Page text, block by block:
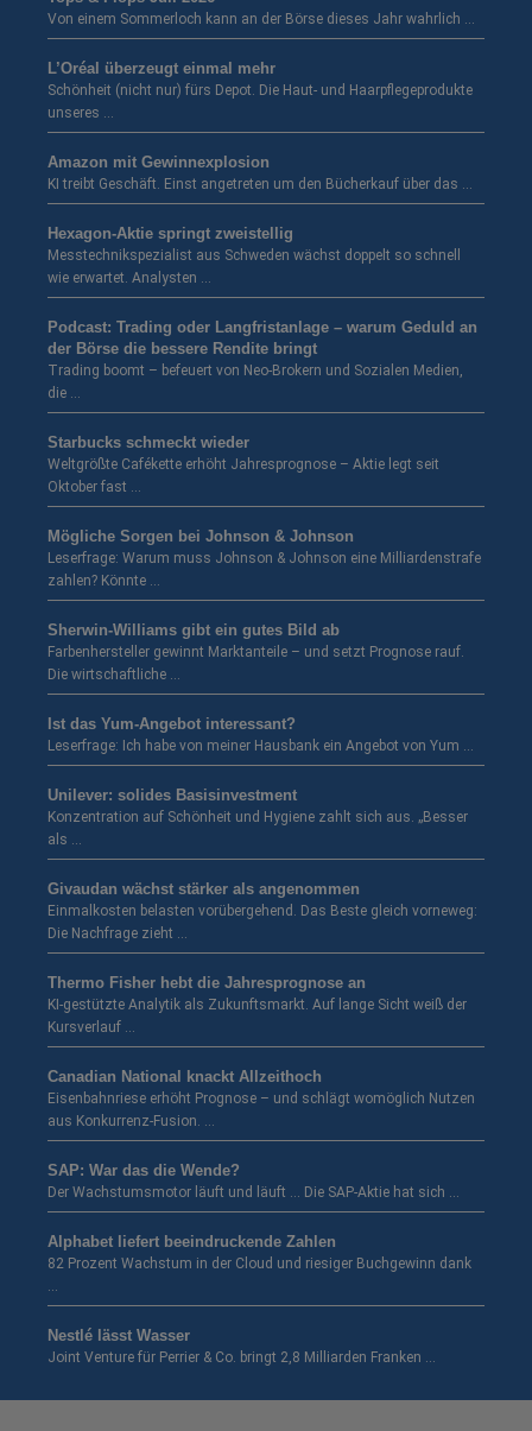
Von einem Sommerloch kann an der Börse dieses Jahr wahrlich …
L’Oréal überzeugt einmal mehr
Schönheit (nicht nur) fürs Depot. Die Haut- und Haarpflegeprodukte
unseres …
Amazon mit Gewinnexplosion
KI treibt Geschäft. Einst angetreten um den Bücherkauf über das …
Hexagon-Aktie springt zweistellig
Messtechnikspezialist aus Schweden wächst doppelt so schnell
wie erwartet. Analysten …
Podcast: Trading oder Langfristanlage – warum Geduld an
der Börse die bessere Rendite bringt
Trading boomt – befeuert von Neo-Brokern und Sozialen Medien,
die …
Starbucks schmeckt wieder
Weltgrößte Cafékette erhöht Jahresprognose – Aktie legt seit
Oktober fast …
Mögliche Sorgen bei Johnson & Johnson
Leserfrage: Warum muss Johnson & Johnson eine Milliardenstrafe
zahlen? Könnte …
Sherwin-Williams gibt ein gutes Bild ab
Farbenhersteller gewinnt Marktanteile – und setzt Prognose rauf.
Die wirtschaftliche …
Ist das Yum-Angebot interessant?
Leserfrage: Ich habe von meiner Hausbank ein Angebot von Yum …
Unilever: solides Basisinvestment
Konzentration auf Schönheit und Hygiene zahlt sich aus. „Besser
als …
Givaudan wächst stärker als angenommen
Einmalkosten belasten vorübergehend. Das Beste gleich vorneweg:
Die Nachfrage zieht …
Thermo Fisher hebt die Jahresprognose an
KI-gestützte Analytik als Zukunftsmarkt. Auf lange Sicht weiß der
Kursverlauf …
Canadian National knackt Allzeithoch
Eisenbahnriese erhöht Prognose – und schlägt womöglich Nutzen
aus Konkurrenz-Fusion. …
SAP: War das die Wende?
Der Wachstumsmotor läuft und läuft … Die SAP-Aktie hat sich …
Alphabet liefert beeindruckende Zahlen
82 Prozent Wachstum in der Cloud und riesiger Buchgewinn dank
…
Nestlé lässt Wasser
Joint Venture für Perrier & Co. bringt 2,8 Milliarden Franken …